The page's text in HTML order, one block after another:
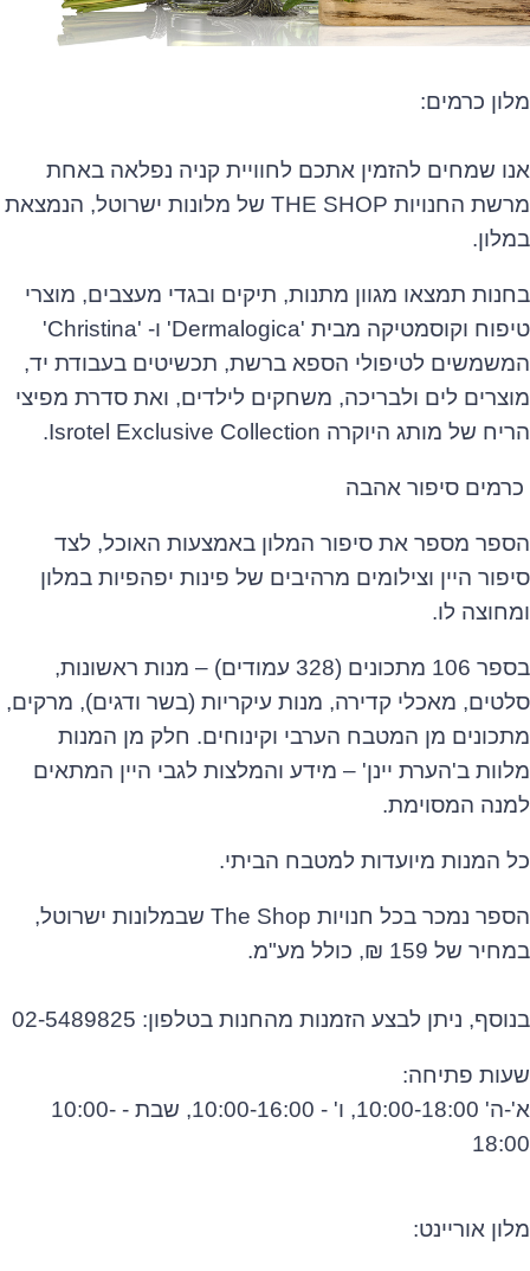
מלון כרמים:
אנו שמחים להזמין אתכם לחוויית קניה נפלאה באחת
מרשת החנויות THE SHOP של מלונות ישרוטל, הנמצאת
במלון.
בחנות תמצאו מגוון מתנות, תיקים ובגדי מעצבים, מוצרי
טיפוח וקוסמטיקה מבית 'Dermalogica' ו- 'Christina'
המשמשים לטיפולי הספא ברשת, תכשיטים בעבודת יד,
מוצרים לים ולבריכה, משחקים לילדים, ואת סדרת מפיצי
הריח של מותג היוקרה Isrotel Exclusive Collection.
כרמים סיפור אהבה
הספר מספר את סיפור המלון באמצעות האוכל, לצד
סיפור היין וצילומים מרהיבים של פינות יפהפיות במלון
ומחוצה לו.
בספר 106 מתכונים (328 עמודים) – מנות ראשונות,
סלטים, מאכלי קדירה, מנות עיקריות (בשר ודגים), מרקים,
מתכונים מן המטבח הערבי וקינוחים. חלק מן המנות
מלוות ב'הערת יינן' – מידע והמלצות לגבי היין המתאים
למנה המסוימת.
כל המנות מיועדות למטבח הביתי.
הספר נמכר בכל חנויות The Shop שבמלונות ישרוטל,
במחיר של 159 ₪, כולל מע"מ.
בנוסף, ניתן לבצע הזמנות מהחנות בטלפון: 02-5489825
שעות פתיחה:
א'-ה' 10:00-18:00, ו' - 10:00-16:00, שבת - 10:00-
18:00
מלון אוריינט: